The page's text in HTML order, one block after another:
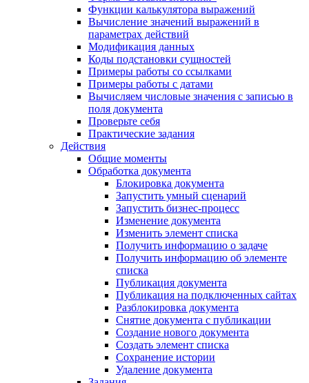
Функции калькулятора выражений
Вычисление значений выражений в
параметрах действий
Модификация данных
Коды подстановки сущностей
Примеры работы со ссылками
Примеры работы с датами
Вычисляем числовые значения с записью в
поля документа
Проверьте себя
Практические задания
Действия
Общие моменты
Обработка документа
Блокировка документа
Запустить умный сценарий
Запустить бизнес-процесс
Изменение документа
Изменить элемент списка
Получить информацию о задаче
Получить информацию об элементе
списка
Публикация документа
Публикация на подключенных сайтах
Разблокировка документа
Снятие документа с публикации
Создание нового документа
Создать элемент списка
Сохранение истории
Удаление документа